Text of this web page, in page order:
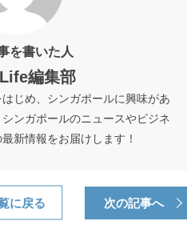
を書いた人
編集部
じめ、シンガポールに興味があ
ンガポールのニュースやビジネ
新情報をお届けします！
次の記事へ
に戻る